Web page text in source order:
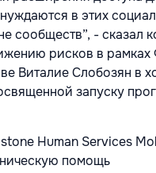
в этих
сообществ”, - сказал
рисков в рамках
Виталие Слобозян в
запуску
Human Services
помощь